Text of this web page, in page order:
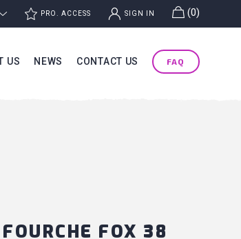
j PRO. ACCESS k SIGN IN g (0)
US NEWS CONTACT US FAQ
FOX 38